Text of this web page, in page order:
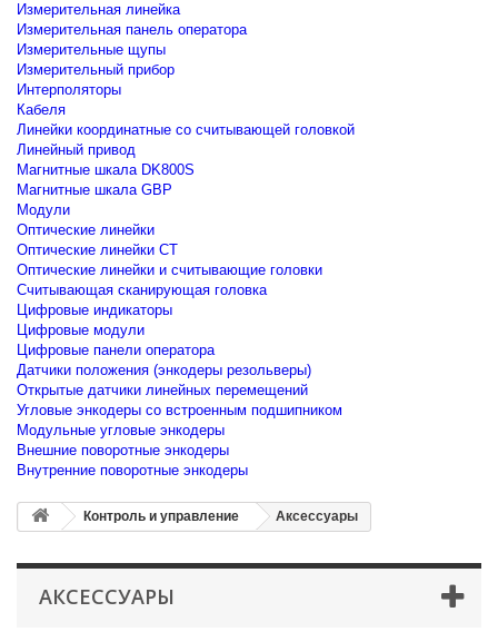
Измерительная линейка
Измерительная панель оператора
Измерительные щупы
Измерительный прибор
Интерполяторы
Кабеля
Линейки координатные со считывающей головкой
Линейный привод
Магнитные шкала DK800S
Магнитные шкала GBP
Модули
Оптические линейки
Оптические линейки CT
Оптические линейки и считывающие головки
Считывающая сканирующая головка
Цифровые индикаторы
Цифровые модули
Цифровые панели оператора
Датчики положения (энкодеры резольверы)
Открытые датчики линейных перемещений
Угловые энкодеры со встроенным подшипником
Модульные угловые энкодеры
Внешние поворотные энкодеры
Внутренние поворотные энкодеры
Контроль и управление Аксессуары
АКСЕССУАРЫ